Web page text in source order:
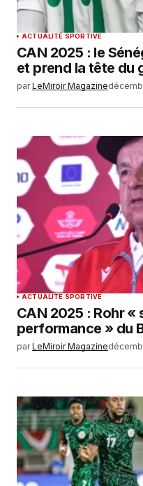
ACTUALITÉ SPORTIVE
‎CAN 2025 : le
et prend la tête du
par LeMiroir Magazine
ACTUALITÉ SPORTIVE
CAN 2025 : Rohr «
performance » du
par LeMiroir Magazine